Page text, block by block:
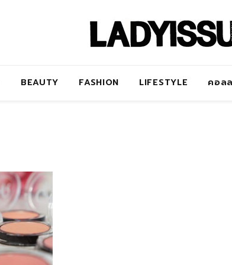
BEAUTY FASHION LIFESTYLE คอล